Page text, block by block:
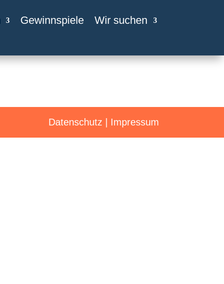
Gewinnspiele
Wir suchen
Datenschutz | Impressum